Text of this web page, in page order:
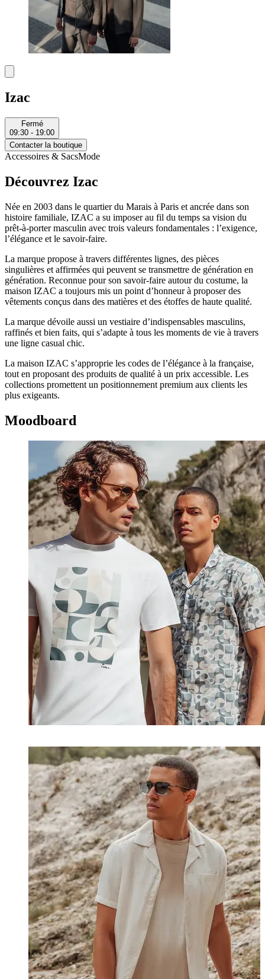
Izac
Fermé
09:30 - 19:00
Contacter la boutique
Accessoires & SacsMode
Découvrez Izac
Née en 2003 dans le quartier du Marais à Paris et ancrée dans son
histoire familiale, IZAC a su imposer au fil du temps sa vision du
prêt-à-porter masculin avec trois valeurs fondamentales : l’exigence,
l’élégance et le savoir-faire.
La marque propose à travers différentes lignes, des pièces
singulières et affirmées qui peuvent se transmettre de génération en
génération. Reconnue pour son savoir-faire autour du costume, la
maison IZAC a toujours mis un point d’honneur à proposer des
vêtements conçus dans des matières et des étoffes de haute qualité.
La marque dévoile aussi un vestiaire d’indispensables masculins,
raffinés et bien faits, qui s’adapte à tous les moments de vie à travers
une ligne casual chic.
La maison IZAC s’approprie les codes de l’élégance à la française,
tout en proposant des produits de qualité à un prix accessible. Les
collections promettent un positionnement premium aux clients les
plus exigeants.
Moodboard